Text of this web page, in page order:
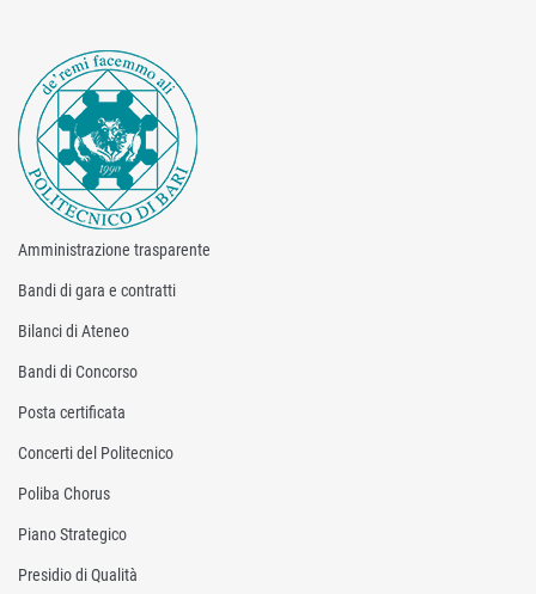
Amministrazione trasparente
Bandi di gara e contratti
Bilanci di Ateneo
Bandi di Concorso
Posta certificata
Concerti del Politecnico
Poliba Chorus
Piano Strategico
Presidio di Qualità